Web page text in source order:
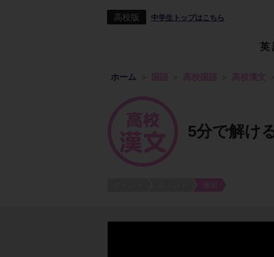
高校版 中学生トップはこちら
英
ホーム 国語 高校国語 高校漢文
5分で解け